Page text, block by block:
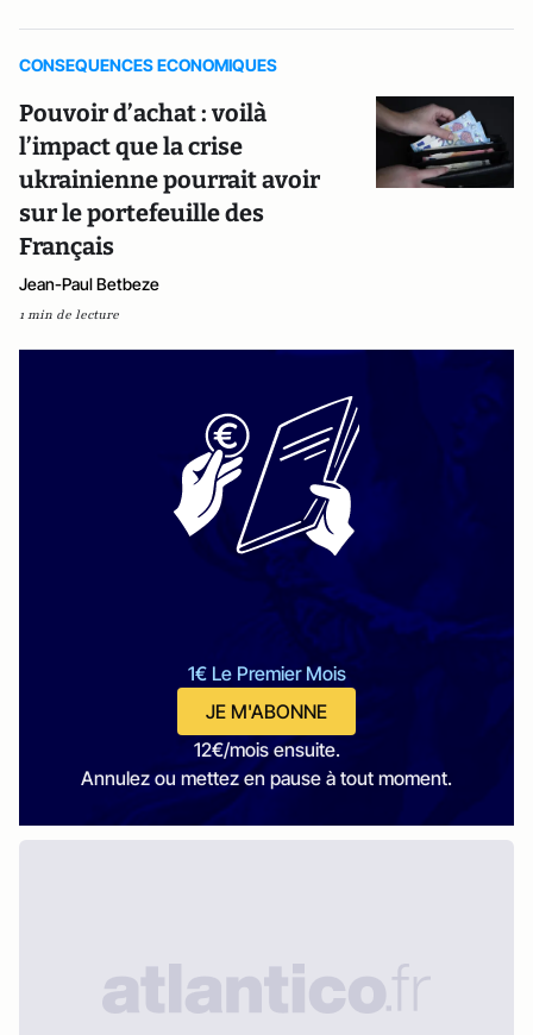
CONSEQUENCES ECONOMIQUES
Pouvoir d’achat : voilà
l’impact que la crise
ukrainienne pourrait avoir
sur le portefeuille des
Français
Jean-Paul Betbeze
1 min de lecture
1€ Le Premier Mois
JE M'ABONNE
12€/mois ensuite.
Annulez ou mettez en pause à tout moment.